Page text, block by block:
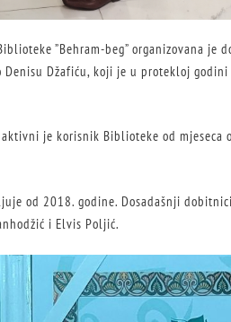
”Behram-beg” organizovana je
Džafiću, koji je u protekloj
je korisnik Biblioteke od mjeseca
od 2018. godine. Dosadašnji
i Elvis Poljić.